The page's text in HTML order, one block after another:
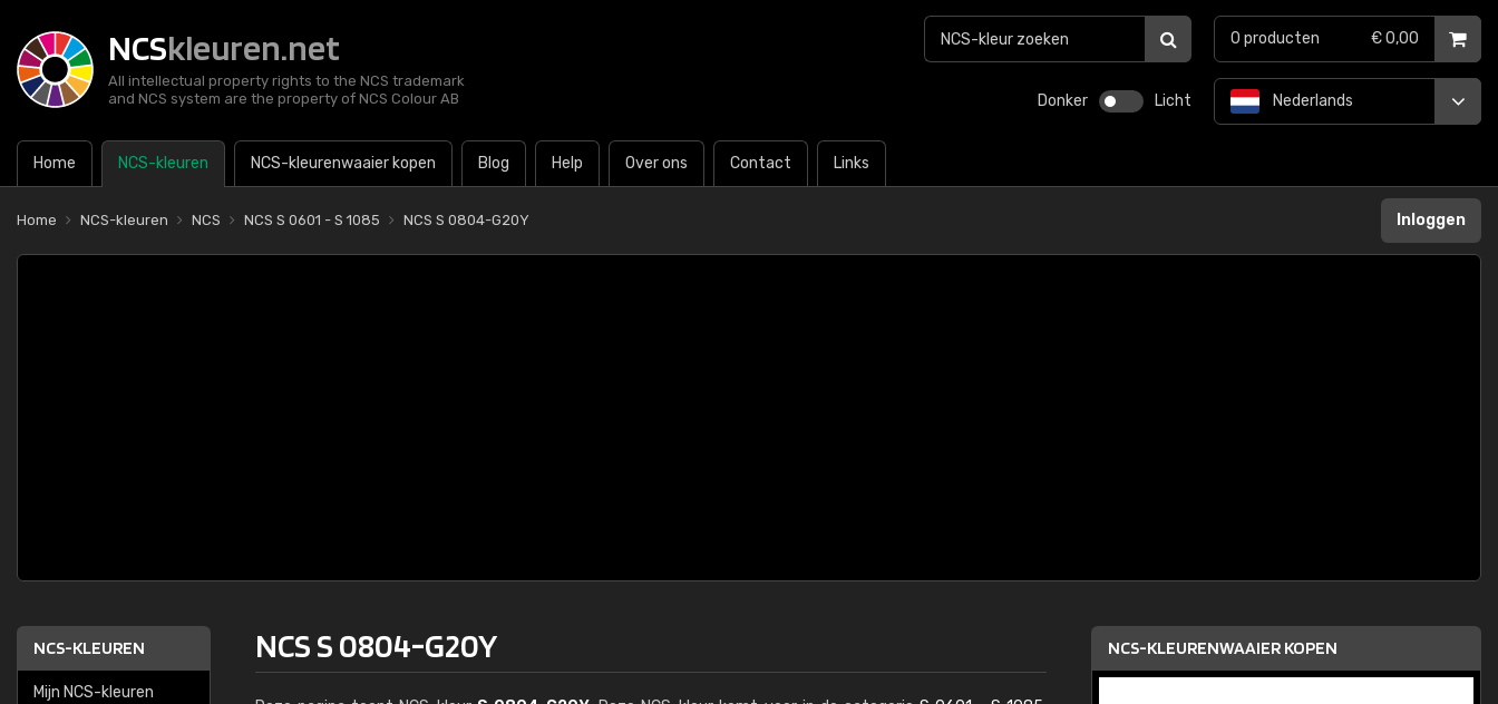
NCSkleuren.net
All intellectual property rights to the NCS trademark
and NCS system are the property of NCS Colour AB
Donker Licht
Home NCS-kleuren NCS-kleurenwaaier kopen Blog Help Over ons Contact Links
Nederlands
0 producten € 0,00
Home NCS-kleuren NCS NCS S 0601 - S 1085 NCS S 0804-G20Y Inloggen
NCS-KLEUREN
Mijn NCS-kleuren
NCS S 0804-G20Y NCS-KLEURENWAAIER KOPEN